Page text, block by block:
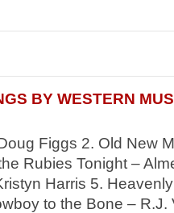
BY WESTERN
Figgs 2. Old New
Rubies Tonight –
Harris 5.
to the Bone – R.J.